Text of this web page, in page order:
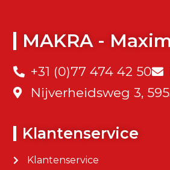
MAKRA -
+31 (0)77 474 42 50
Nijverheidsweg 3,
Klantenservice
Klantenservice